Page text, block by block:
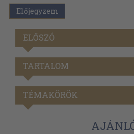
Előjegyzem
ELŐSZÓ
TARTALOM
TÉMAKÖRÖK